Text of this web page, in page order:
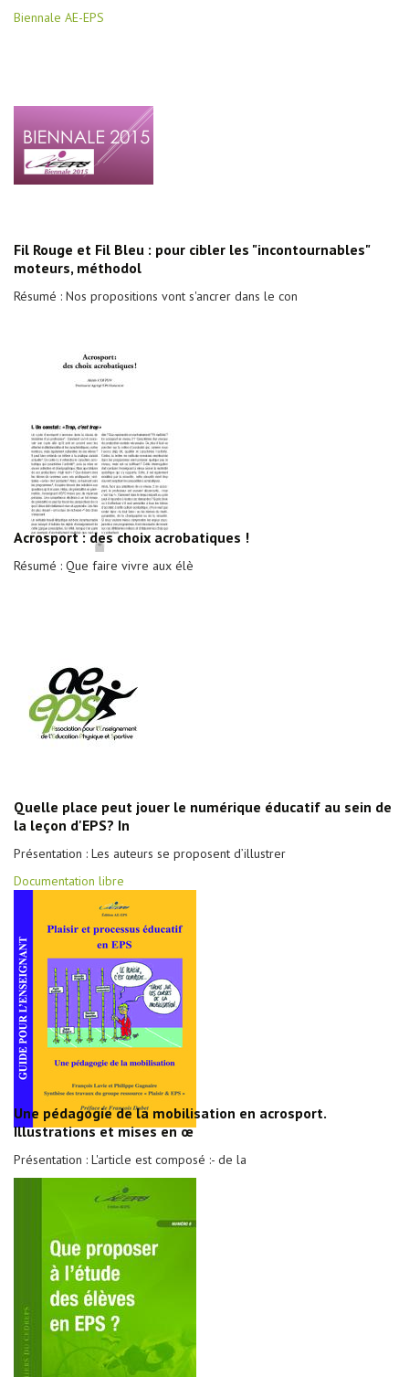
Biennale AE-EPS
Fil Rouge et Fil Bleu : pour cibler les "incontournables"
moteurs, méthodol
Résumé : Nos propositions vont s'ancrer dans le con
Acrosport : des choix acrobatiques !
Résumé : Que faire vivre aux élè
Quelle place peut jouer le numérique éducatif au sein de
la leçon d'EPS? In
Présentation : Les auteurs se proposent d’illustrer
Documentation libre
Une pédagogie de la mobilisation en acrosport.
Illustrations et mises en œ
Présentation : L'article est composé :- de la